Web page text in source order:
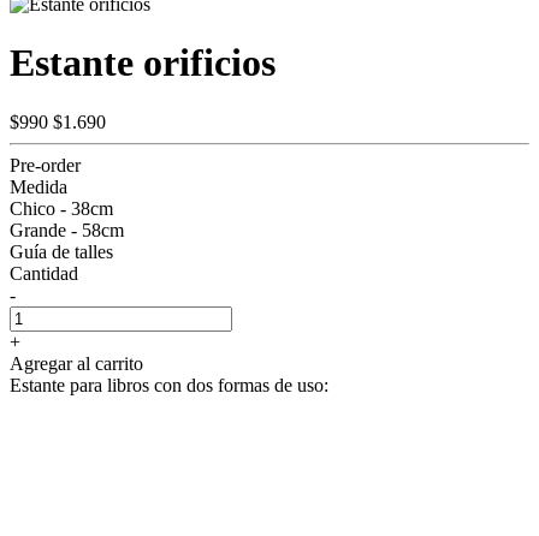
Estante orificios
$990 $1.690
Pre-order
Medida
Chico - 38cm
Grande - 58cm
Guía de talles
Cantidad
-
+
Agregar al carrito
Estante para libros con dos formas de uso: